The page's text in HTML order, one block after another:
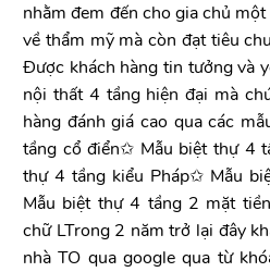
nhằm đem đến cho gia chủ
về thẩm mỹ mà còn đạt tiêu
Được khách hàng tin tưởng và
nội thất 4 tầng hiện đại mà
hàng đánh giá cao qua các
tầng cổ điển✩ Mẫu biệt thự 4
thự 4 tầng kiểu Pháp✩ Mẫu
Mẫu biệt thự 4 tầng 2 mặt
chữ LTrong 2 năm trở lại đây
nhà TO qua google qua từ